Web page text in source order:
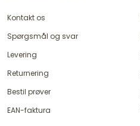
Kontakt os
Spørgsmål og svar
Levering
Returnering
Bestil prøver
EAN-faktura